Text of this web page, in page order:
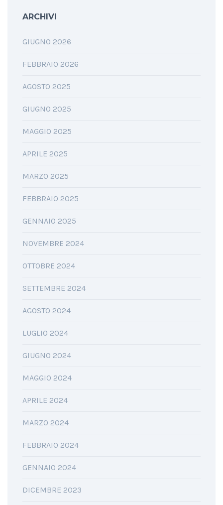
ARCHIVI
GIUGNO 2026
FEBBRAIO 2026
AGOSTO 2025
GIUGNO 2025
MAGGIO 2025
APRILE 2025
MARZO 2025
FEBBRAIO 2025
GENNAIO 2025
NOVEMBRE 2024
OTTOBRE 2024
SETTEMBRE 2024
AGOSTO 2024
LUGLIO 2024
GIUGNO 2024
MAGGIO 2024
APRILE 2024
MARZO 2024
FEBBRAIO 2024
GENNAIO 2024
DICEMBRE 2023